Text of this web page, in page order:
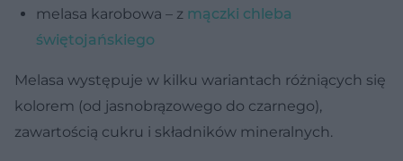
melasa karobowa – z mączki chleba
świętojańskiego
Melasa występuje w kilku wariantach różniących się
kolorem (od jasnobrązowego do czarnego),
zawartością cukru i składników mineralnych.